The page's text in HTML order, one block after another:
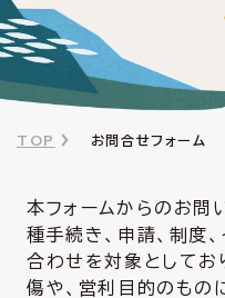
TOP お問合せフォーム
本フォームからのお問
種手続き、申請、制度
合わせを対象としてお
傷や、営利目的のもの